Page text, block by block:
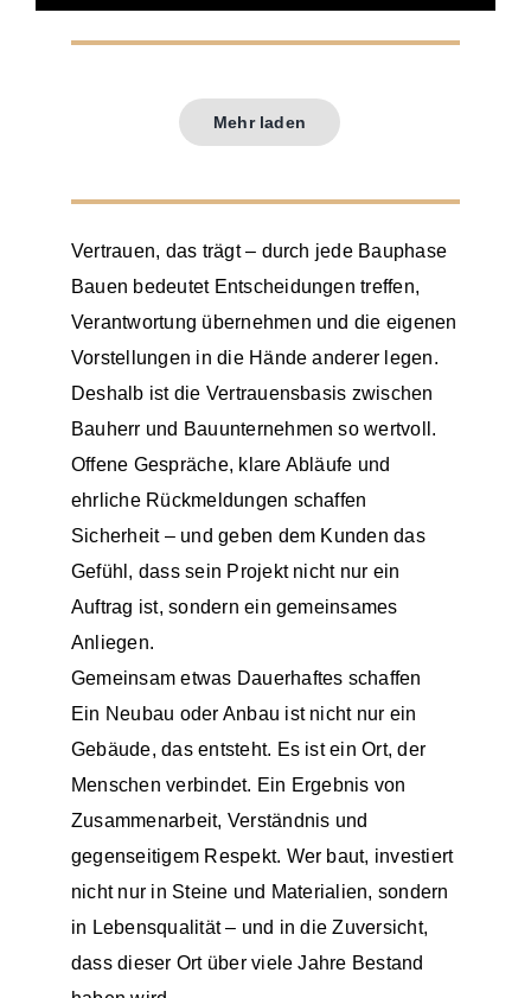
Mehr laden
Vertrauen, das trägt – durch jede Bauphase
Bauen bedeutet Entscheidungen treffen,
Verantwortung übernehmen und die eigenen
Vorstellungen in die Hände anderer legen.
Deshalb ist die Vertrauensbasis zwischen
Bauherr und Bauunternehmen so wertvoll.
Offene Gespräche, klare Abläufe und
ehrliche Rückmeldungen schaffen
Sicherheit – und geben dem Kunden das
Gefühl, dass sein Projekt nicht nur ein
Auftrag ist, sondern ein gemeinsames
Anliegen.
Gemeinsam etwas Dauerhaftes schaffen
Ein Neubau oder Anbau ist nicht nur ein
Gebäude, das entsteht. Es ist ein Ort, der
Menschen verbindet. Ein Ergebnis von
Zusammenarbeit, Verständnis und
gegenseitigem Respekt. Wer baut, investiert
nicht nur in Steine und Materialien, sondern
in Lebensqualität – und in die Zuversicht,
dass dieser Ort über viele Jahre Bestand